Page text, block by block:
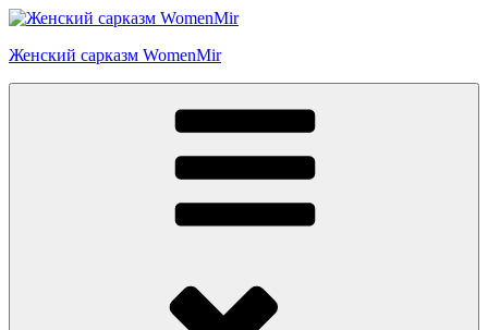
Перейти
содержимому
Женский сарказм WomenMir